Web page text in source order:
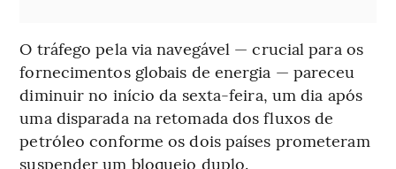
O tráfego pela via navegável — crucial para os
fornecimentos globais de energia — pareceu
diminuir no início da sexta-feira, um dia após
uma disparada na retomada dos fluxos de
petróleo conforme os dois países prometeram
suspender um bloqueio duplo.